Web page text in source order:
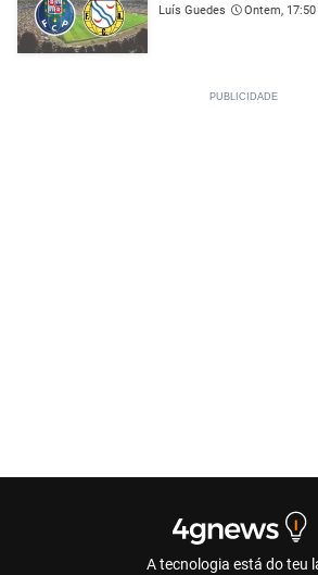
Luís Guedes Ontem, 17:50
A tecnologia está do teu